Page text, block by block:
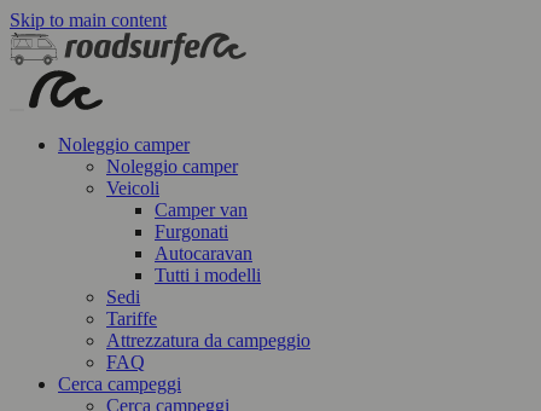
Skip to main content
Noleggio camper
Noleggio camper
Veicoli
Camper van
Furgonati
Autocaravan
Tutti i modelli
Sedi
Tariffe
Attrezzatura da campeggio
FAQ
Cerca campeggi
Cerca campeggi